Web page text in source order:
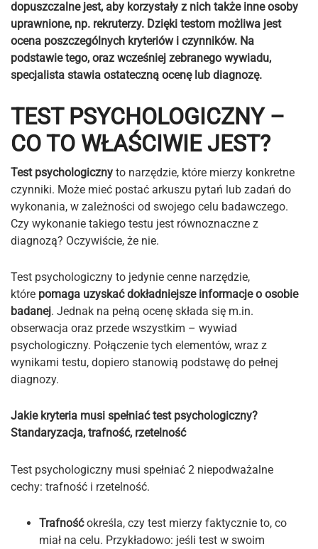
dopuszczalne jest, aby korzystały z nich także inne osoby
uprawnione, np. rekruterzy. Dzięki testom możliwa jest
ocena poszczególnych kryteriów i czynników. Na
podstawie tego, oraz wcześniej zebranego wywiadu,
specjalista stawia ostateczną ocenę lub diagnozę.
TEST PSYCHOLOGICZNY –
CO TO WŁAŚCIWIE JEST?
Test psychologiczny to narzędzie, które mierzy konkretne
czynniki. Może mieć postać arkuszu pytań lub zadań do
wykonania, w zależności od swojego celu badawczego.
Czy wykonanie takiego testu jest równoznaczne z
diagnozą? Oczywiście, że nie.
Test psychologiczny to jedynie cenne narzędzie,
które pomaga uzyskać dokładniejsze informacje o osobie
badanej. Jednak na pełną ocenę składa się m.in.
obserwacja oraz przede wszystkim – wywiad
psychologiczny. Połączenie tych elementów, wraz z
wynikami testu, dopiero stanowią podstawę do pełnej
diagnozy.
Jakie kryteria musi spełniać test psychologiczny?
Standaryzacja, trafność, rzetelność
Test psychologiczny musi spełniać 2 niepodważalne
cechy: trafność i rzetelność.
Trafnośćokreśla, czy test mierzy faktycznie to, co
miał na celu. Przykładowo: jeśli test w swoim